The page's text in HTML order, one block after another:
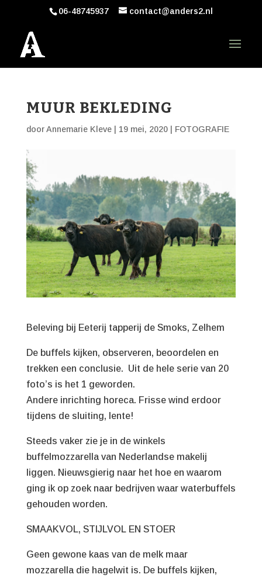
06-48745937 contact@anders2.nl
MUUR BEKLEDING
doorAnnemarie Kleve| 19 mei, 2020| FOTOGRAFIE
Beleving bij Eeterij tapperij de Smoks, Zelhem
De buffels kijken, observeren, beoordelen en
trekken een conclusie. Uit de hele serie van 20
foto’s is het 1 geworden.
Andere inrichting horeca. Frisse wind erdoor
tijdens de sluiting, lente!
Steeds vaker zie je in de winkels
buffelmozzarella van Nederlandse makelij
liggen. Nieuwsgierig naar het hoe en waarom
ging ik op zoek naar bedrijven waar waterbuffels
gehouden worden.
SMAAKVOL, STIJLVOL EN STOER
Geen gewone kaas van de melk maar
mozzarella die hagelwit is. De buffels kijken,